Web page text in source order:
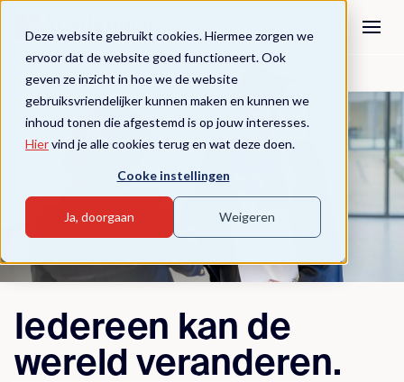
Deze website gebruikt cookies. Hiermee zorgen we
ervoor dat de website goed functioneert. Ook
geven ze inzicht in hoe we de website
gebruiksvriendelijker kunnen maken en kunnen we
inhoud tonen die afgestemd is op jouw interesses.
Hiervind je alle cookies terug en wat deze doen.
Cooke instellingen
Ja, doorgaan Weigeren
Iedereen kan de
wereld veranderen.